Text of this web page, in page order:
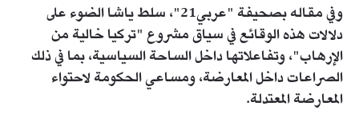
وفي مقاله بصحيفة "عربي21"، سلط ياشا الضوء على
دلالات هذه الوقائع في سياق مشروع "تركيا خالية من
الإرهاب"، وتفاعلاتها داخل الساحة السياسية، بما في ذلك
الصراعات داخل المعارضة، ومساعي الحكومة لاحتواء
المعارضة المعتدلة.